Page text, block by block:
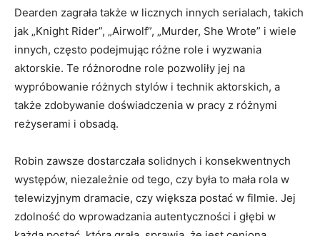
Dearden zagrała także w licznych innych serialach, takich
jak „Knight Rider”, „Airwolf”, „Murder, She Wrote” i wiele
innych, często podejmując różne role i wyzwania
aktorskie. Te różnorodne role pozwoliły jej na
wypróbowanie różnych stylów i technik aktorskich, a
także zdobywanie doświadczenia w pracy z różnymi
reżyserami i obsadą.
Robin zawsze dostarczała solidnych i konsekwentnych
występów, niezależnie od tego, czy była to mała rola w
telewizyjnym dramacie, czy większa postać w filmie. Jej
zdolność do wprowadzania autentyczności i głębi w